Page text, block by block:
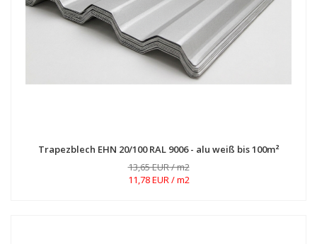
Trapezblech EHN 20/100 RAL 9006 - alu weiß bis 100m²
13,65 EUR / m2
11,78 EUR / m2